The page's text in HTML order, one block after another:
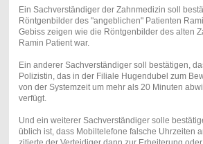
Ein Sachverständiger der Zahnmedizin soll
Röntgenbilder des "angeblichen" Patienten
Gebiss zeigen wie die Röntgenbilder des alten
Ramin Patient war.
Ein anderer Sachverständiger soll bestätigen,
Polizistin, das in der Filiale Hugendubel zum
von der Systemzeit um mehr als 20 Minuten
verfügt.
Und ein weiterer Sachverständiger solle
üblich ist, dass Mobiltelefone falsche Uhrzeiten